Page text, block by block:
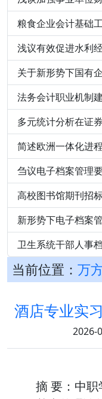
粮食企业会计基础
浅议有效促进水利
关于新形势下国有
法务会计职业机制
多元统计分析在证
简述欧洲一体化进
刍议电子档案管理
高校图书馆期刊招
新形势下电子档案
卫生系统干部人事
当前位置： 万
酒店专业实
2026-
摘 要：中